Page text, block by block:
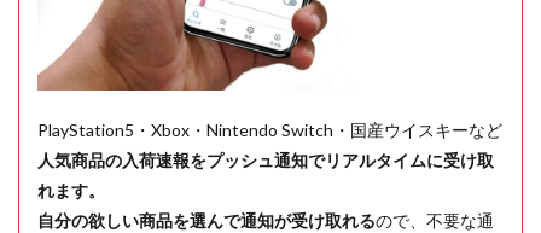
PlayStation5・Xbox・Nintendo Switch・国産ウイスキーなど
人気商品の入荷速報をプッシュ通知でリアルタイムに受け取
れます。
自分の欲しい商品を選んで通知が受け取れるので、不要な通